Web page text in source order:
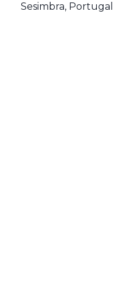
Sesimbra, Portugal